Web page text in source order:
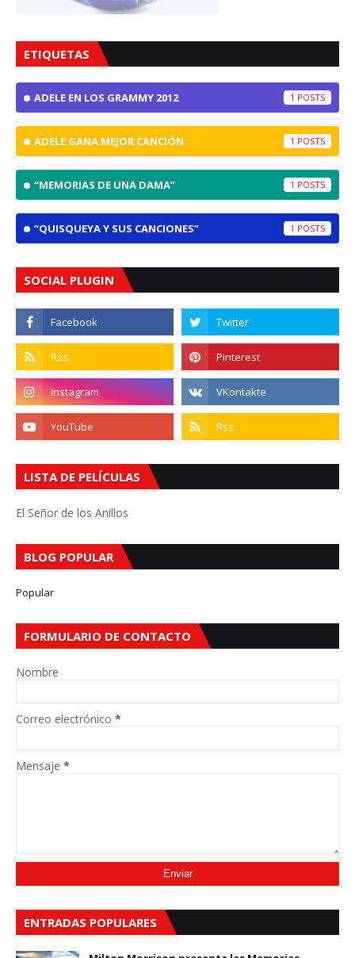
ETIQUETAS
ADELE EN LOS GRAMMY 2012 1
ADELE GANA MEJOR CANCIÓN 1
“MEMORIAS DE UNA DAMA” 1
“QUISQUEYA Y SUS CANCIONES” 1
SOCIAL PLUGIN
LISTA DE PELÍCULAS
El Señor de los Anillos
BLOG POPULAR
Popular
FORMULARIO DE CONTACTO
Nombre
Correo electrónico *
Mensaje *
ENTRADAS POPULARES